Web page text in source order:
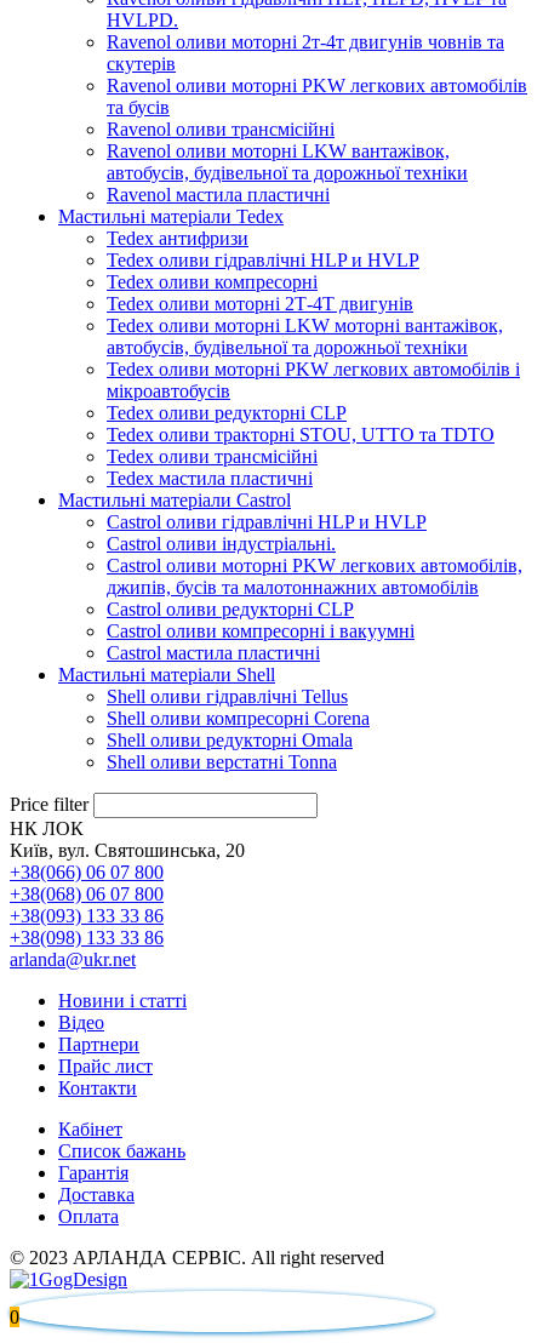
HVLPD.
Ravenol оливи моторні 2т-4т двигунів човнів та
скутерів
Ravenol оливи моторні PKW легкових автомобілів
та бусів
Ravenol оливи трансмісійні
Ravenol оливи моторні LKW вантажівок,
автобусів, будівельної та дорожньої техніки
Ravenol мастила пластичні
Мастильні матеріали Tedex
Tedex антифризи
Tedex оливи гідравлічні HLP и HVLP
Tedex оливи компресорні
Tedex оливи моторні 2Т-4Т двигунів
Tedex оливи моторні LKW моторні вантажівок,
автобусів, будівельної та дорожньої техніки
Tedex оливи моторні PKW легкових автомобілів і
мікроавтобусів
Tedex оливи редукторні CLP
Tedex оливи тракторні STOU, UTTO та TDTO
Tedex оливи трансмісійні
Tedex мастила пластичні
Мастильні матеріали Castrol
Castrol оливи гідравлічні HLP и HVLP
Castrol оливи індустріальні.
Castrol оливи моторні PKW легкових автомобілів,
джипів, бусів та малотоннажних автомобілів
Castrol оливи редукторні CLP
Castrol оливи компресорні і вакуумні
Castrol мастила пластичні
Мастильні матеріали Shell
Shell оливи гідравлічні Tellus
Shell оливи компресорні Corena
Shell оливи редукторні Omala
Shell оливи верстатні Tonna
Price filter
НК ЛОК
Київ, вул. Святошинська, 20
+38(066) 06 07 800
+38(068) 06 07 800
+38(093) 133 33 86
+38(098) 133 33 86
arlanda@ukr.net
Новини і статті
Відео
Партнери
Прайс лист
Контакти
Кабінет
Список бажань
Гарантія
Доставка
Оплата
© 2023 АРЛАНДА СЕРВІС. All right reserved
0